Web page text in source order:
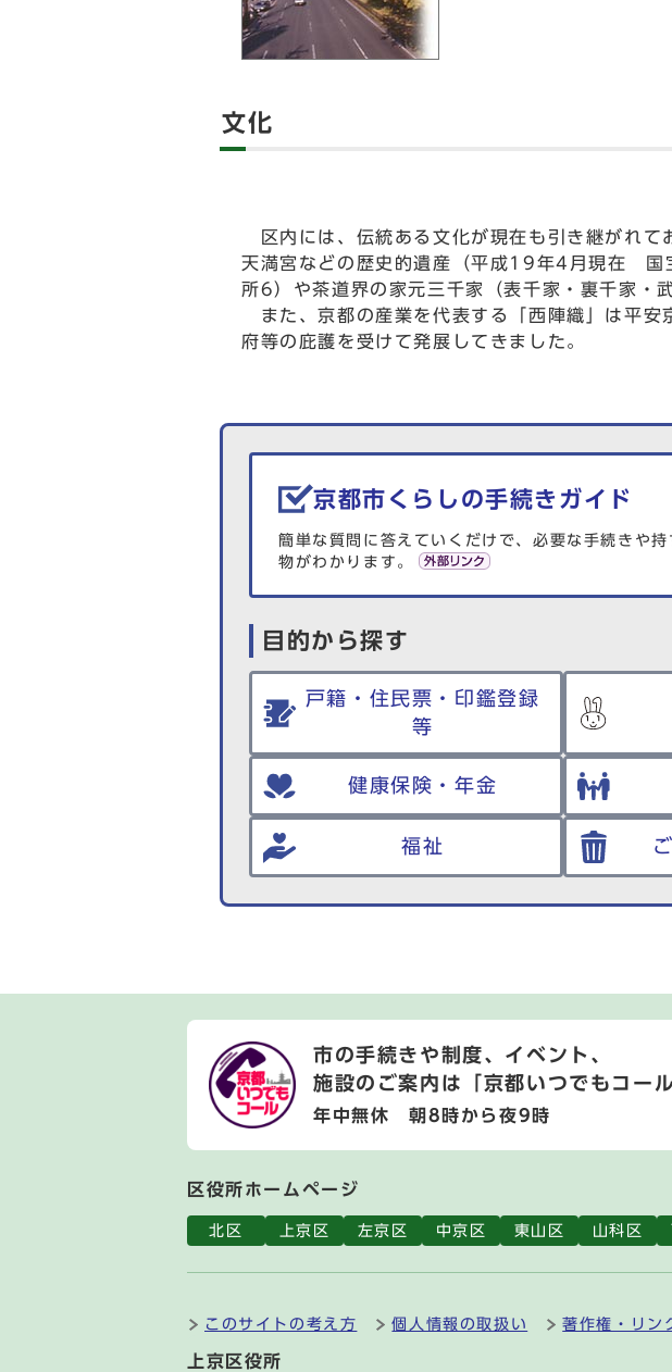
文化
区内には、伝統ある文化が現在も引き継がれて
天満宮などの歴史的遺産（平成19年4月現在
所6）や茶道界の家元三千家（表千家・裏千家・
また、京都の産業を代表する「西陣織」は平安
府等の庇護を受けて発展してきました。
生活情報を探す
京都市くらしの手続きガイド
簡単な質問に答えていくだけで、必要な手続きや持
物がわかります。
目的から探す
戸籍・住民票・印鑑登録
等
健康保険・年金
福祉
市の手続きや制度、イベント、
施設のご案内は
「京都いつでもコール
年中無休 朝8時から夜9時
区役所ホームページ
北区 上京区 左京区 中京区 東山区 山科区
このサイトの考え方 個人情報の取扱い 著作権・リン
上京区役所